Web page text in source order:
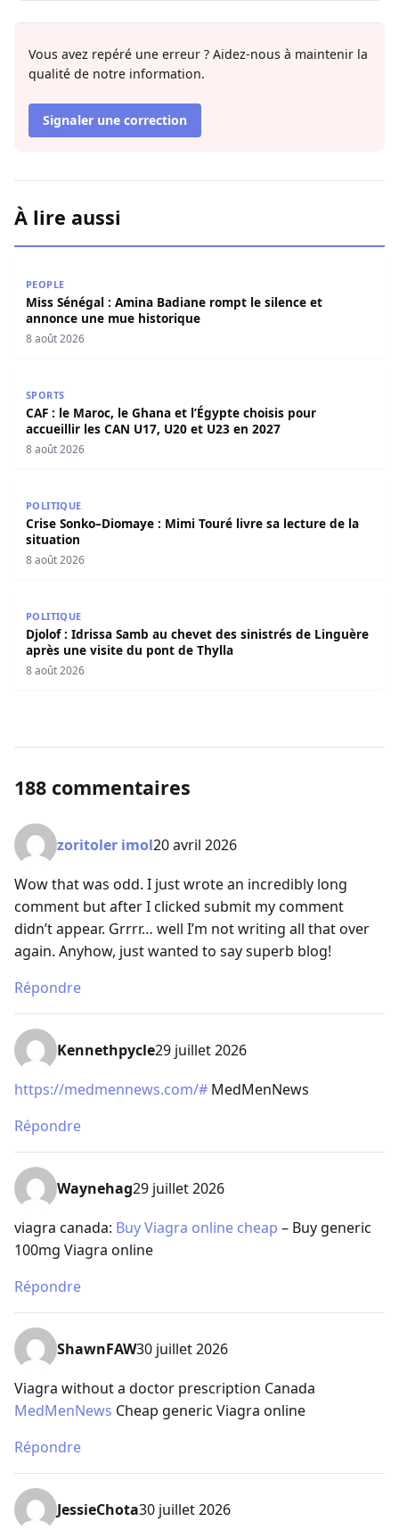
Vous avez repéré une erreur ? Aidez-nous à maintenir la
qualité de notre information.
Signaler une correction
À lire aussi
PEOPLE
Miss Sénégal : Amina Badiane rompt le silence et
annonce une mue historique
8 août 2026
SPORTS
CAF : le Maroc, le Ghana et l’Égypte choisis pour
accueillir les CAN U17, U20 et U23 en 2027
8 août 2026
POLITIQUE
Crise Sonko–Diomaye : Mimi Touré livre sa lecture de la
situation
8 août 2026
POLITIQUE
Djolof : Idrissa Samb au chevet des sinistrés de Linguère
après une visite du pont de Thylla
8 août 2026
188 commentaires
zoritoler imol20 avril 2026
Wow that was odd. I just wrote an incredibly long
comment but after I clicked submit my comment
didn’t appear. Grrrr… well I’m not writing all that over
again. Anyhow, just wanted to say superb blog!
Répondre
Kennethpycle29 juillet 2026
https://medmennews.com/# MedMenNews
Répondre
Waynehag29 juillet 2026
viagra canada: Buy Viagra online cheap – Buy generic
100mg Viagra online
Répondre
ShawnFAW30 juillet 2026
Viagra without a doctor prescription Canada
MedMenNews Cheap generic Viagra online
Répondre
JessieChota30 juillet 2026